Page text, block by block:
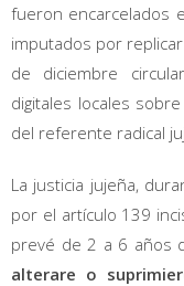
fueron encarcelados
imputados por
de diciembre
digitales locales
del referente radical
La justicia jujeña,
por el artículo 139
prevé de 2 a 6 años
alterare o